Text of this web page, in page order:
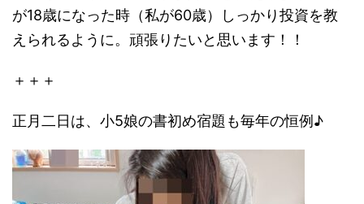
が18歳になった時（私が60歳）しっかり投資を教
えられるように。頑張りたいと思います！！
＋＋＋
正月二日は、小5娘の書初め宿題も毎年の恒例♪